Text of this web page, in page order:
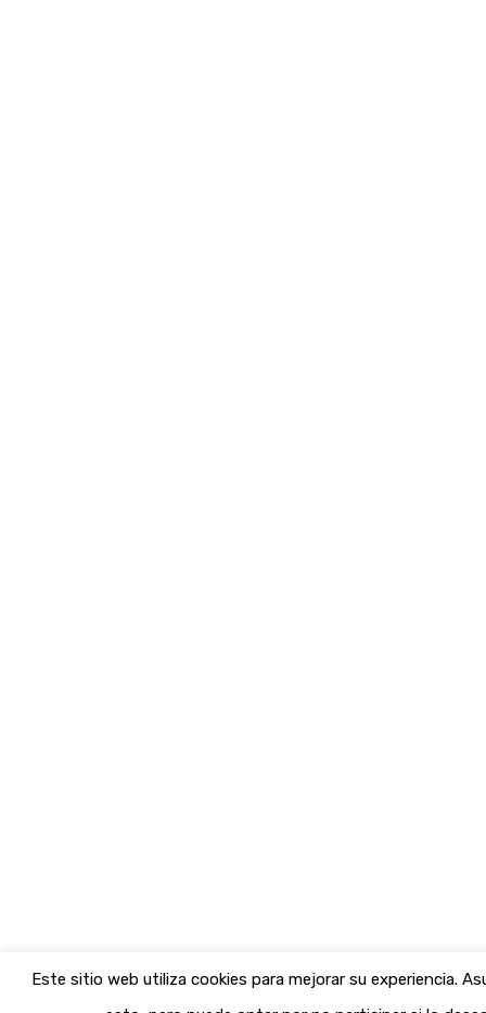
Este sitio web utiliza cookies para mejorar su experiencia.